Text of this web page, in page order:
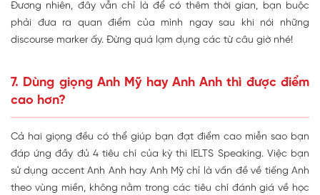
Đương nhiên, đây vẫn chỉ là để có thêm thời gian, bạn buộc
phải đưa ra quan điểm của mình ngay sau khi nói những
discourse marker ấy. Đừng quá lạm dụng các từ câu giờ nhé!
7. Dùng giọng Anh Mỹ hay Anh Anh thì được điểm
cao hơn?
Cả hai giọng đều có thể giúp bạn đạt điểm cao miễn sao bạn
đáp ứng đầy đủ 4 tiêu chí của kỳ thi IELTS Speaking. Việc bạn
sử dụng accent Anh Anh hay Anh Mỹ chỉ là vấn đề về tiếng Anh
theo vùng miền, không nằm trong các tiêu chí đánh giá về học